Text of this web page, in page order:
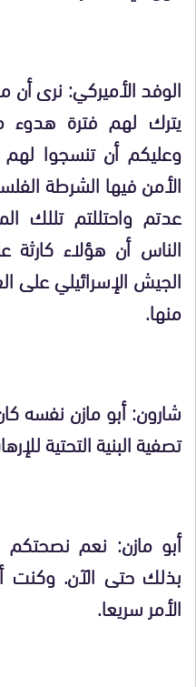
الوفد الأميركي: نرى
يترك لهم فترة هدوء
وعليكم أن تنسجوا
الأمن فيها الشرطة
عدتم واحتللتم تللك
الناس أن هؤلاء كارثة
الجيش الإسرائيلي على
منها.
شارون: أبو مازن نفسه
تصفية البنية التحتية
أبو مازن: نعم
بذلك حتى الآن. وكنت
الأمر سريعا.